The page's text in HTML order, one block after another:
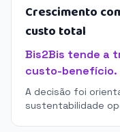
Crescimento
custo total
Bis2Bis tende a
custo-benefício.
A decisão foi
sustentabilidade